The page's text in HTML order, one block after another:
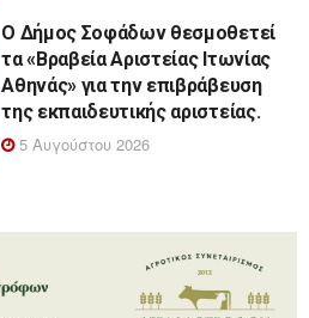
Ο Δήμος Σοφάδων θεσμοθετεί
τα «Βραβεία Αριστείας Ιτωνίας
Αθηνάς» για την επιβράβευση
της εκπαιδευτικής αριστείας.
5 Αυγούστου 2026